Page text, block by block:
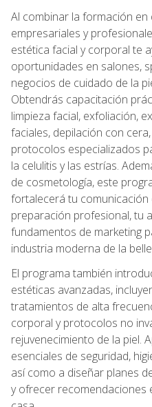
Al combinar la formación
empresariales y
estética facial y corporal te
oportunidades en salones,
negocios de cuidado de la
Obtendrás capacitación
limpieza facial, exfoliación,
faciales, depilación con
protocolos especializados
la celulitis y las estrías.
de cosmetología, este
fortalecerá tu comunicación
preparación profesional, tu
fundamentos de marketing
industria moderna de la
El programa también
estéticas avanzadas,
tratamientos de alta
corporal y protocolos no
rejuvenecimiento de la piel.
esenciales de seguridad,
así como a diseñar planes
y ofrecer recomendaciones